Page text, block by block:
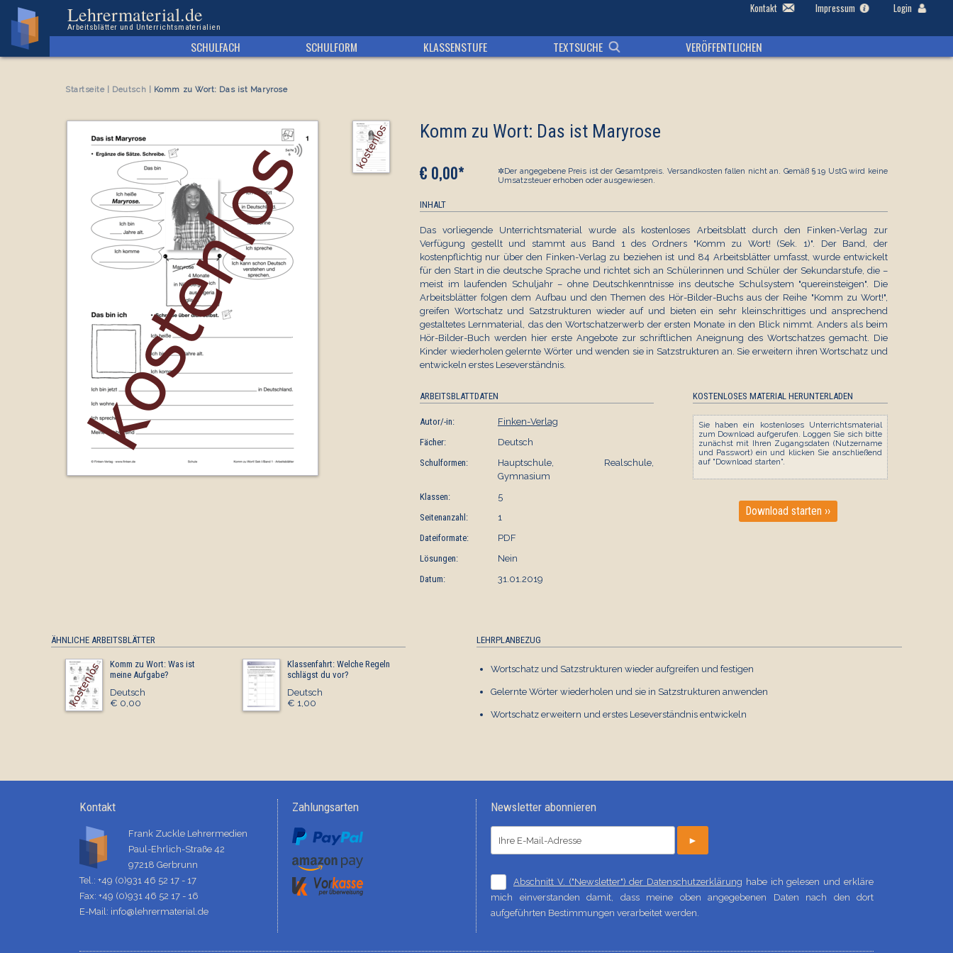
Lehrermaterial.de
Arbeitsblätter und Unterrichtsmaterialien
Kontakt Impressum Login
SCHULFACH SCHULFORM KLASSENSTUFE TEXTSUCHE VERÖFFENTLICHEN
Startseite| Deutsch Komm zu Wort: Das ist Maryrose
Komm zu Wort: Das ist Maryrose
€ 0,00*
✲Der angegebene Preis ist der Gesamtpreis. Versandkosten fallen nicht an. Gemäß § 19 UstG wird keine
Umsatzsteuer erhoben oder ausgewiesen.
INHALT
Das vorliegende Unterrichtsmaterial wurde als kostenloses Arbeitsblatt durch den Finken-Verlag zur
Verfügung gestellt und stammt aus Band 1 des Ordners "Komm zu Wort! (Sek. 1)". Der Band, der
kostenpflichtig nur über den Finken-Verlag zu beziehen ist und 84 Arbeitsblätter umfasst, wurde entwickelt
für den Start in die deutsche Sprache und richtet sich an Schülerinnen und Schüler der Sekundarstufe, die –
meist im laufenden Schuljahr – ohne Deutschkenntnisse ins deutsche Schulsystem "quereinsteigen". Die
Arbeitsblätter folgen dem Aufbau und den Themen des Hör-Bilder-Buchs aus der Reihe "Komm zu Wort!",
greifen Wortschatz und Satzstrukturen wieder auf und bieten ein sehr kleinschrittiges und ansprechend
gestaltetes Lernmaterial, das den Wortschatzerwerb der ersten Monate in den Blick nimmt. Anders als beim
Hör-Bilder-Buch werden hier erste Angebote zur schriftlichen Aneignung des Wortschatzes gemacht. Die
Kinder wiederholen gelernte Wörter und wenden sie in Satzstrukturen an. Sie erweitern ihren Wortschatz und
entwickeln erstes Leseverständnis.
ARBEITSBLATTDATEN
Autor/-in:
Finken-Verlag
Fächer:
Deutsch
Schulformen:
Hauptschule, Realschule,
Gymnasium
Klassen:
5
Seitenanzahl:
1
Dateiformate:
PDF
Lösungen:
Nein
Datum:
31.01.2019
KOSTENLOSES MATERIAL HERUNTERLADEN
Sie haben ein kostenloses Unterrichtsmaterial
zum Download aufgerufen. Loggen Sie sich bitte
zunächst mit Ihren Zugangsdaten (Nutzername
und Passwort) ein und klicken Sie anschließend
auf "Download starten".
Download starten ››
ÄHNLICHE ARBEITSBLÄTTER
Komm zu Wort: Was ist
meine Aufgabe?
Deutsch
€ 0,00
Klassenfahrt: Welche Regeln
schlägst du vor?
Deutsch
€ 1,00
Komm zu Wort: Freizeit und
Deutsch
Komm zu Wort: Singular-
Plural-Domino
Deutsch
LEHRPLANBEZUG
Wortschatz und Satzstrukturen wieder aufgreifen und festigen
Gelernte Wörter wiederholen und sie in Satzstrukturen anwenden
Wortschatz erweitern und erstes Leseverständnis entwickeln
Kontakt
Frank Zuckle Lehrermedien
Paul-Ehrlich-Straße 42
97218 Gerbrunn
Tel.: +49 (0)931 46 52 17 - 17
Fax: +49 (0)931 46 52 17 - 16
E-Mail: info@lehrermaterial.de
Zahlungsarten Newsletter abonnieren
►
Abschnitt V. ("Newsletter") der Datenschutzerklärung habe ich gelesen und erkläre
mich einverstanden damit, dass meine oben angegebenen Daten nach den dort
aufgeführten Bestimmungen verarbeitet werden.